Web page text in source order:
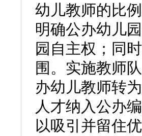
幼儿教师的比
明确公办幼儿
园自主权；同
围。实施教师
办幼儿教师转
人才纳入公办
以吸引并留住